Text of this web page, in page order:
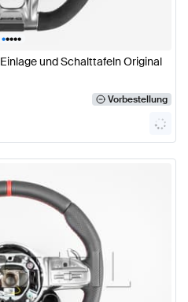
•••••
und Schalttafeln Original
Vorbestellung